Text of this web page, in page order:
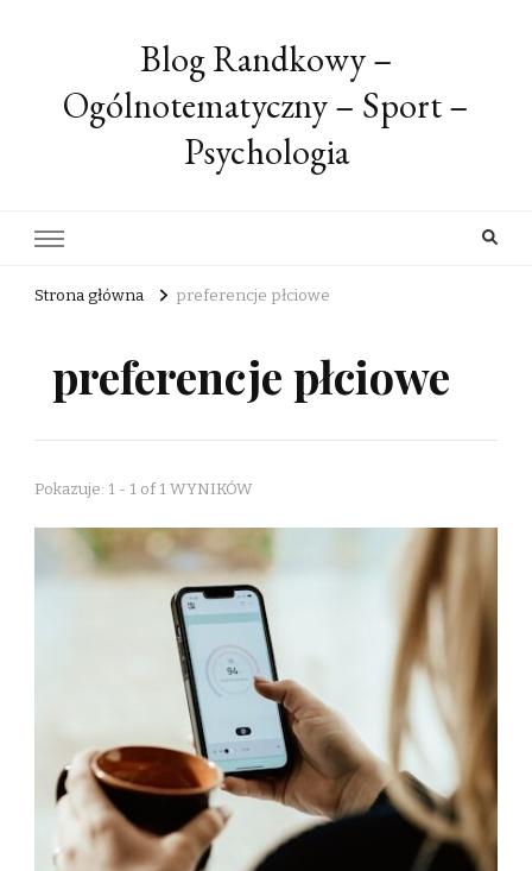
Blog Randkowy –
Ogólnotematyczny – Sport –
Psychologia
Strona główna preferencje płciowe
preferencje płciowe
Pokazuje: 1 - 1 of 1 WYNIKÓW